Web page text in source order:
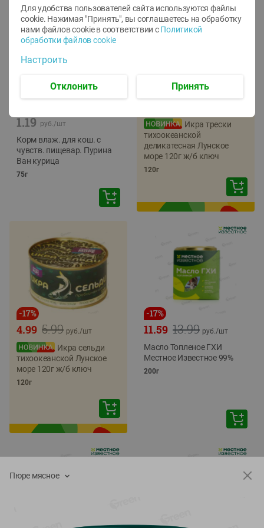
1.19 руб./шт
Корм влаж. для кош. с
чувств. пищевар. Пурина
Ван курица
75г
Икра трески
тихоокеанской
деликатесная Лунское
море 120г ж/б ключ
120г
-17%
5.99
4.99 руб./шт
Икра сельди
тихоокеанской Лунское
море 120г ж/б ключ
120г
-17%
13.99
11.59 руб./шт
Масло Топленое ГХИ
Местное Известное 99%
200г
Пюре мясное
Для удобства пользователей сайта используются файлы
cookie. Нажимая "Принять", вы соглашаетесь на обработку
нами файлов cookie в соответствии с Политикой
обработки файлов cookie
Настроить
Отклонить Принять